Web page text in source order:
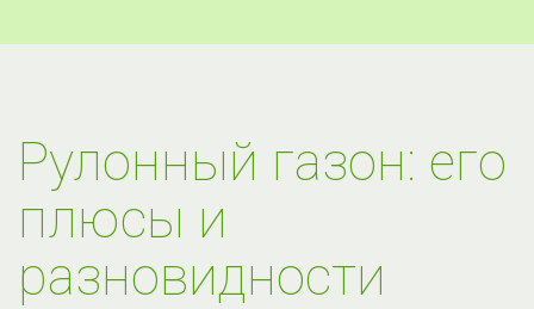
Рулонный газон: его
плюсы и
разновидности